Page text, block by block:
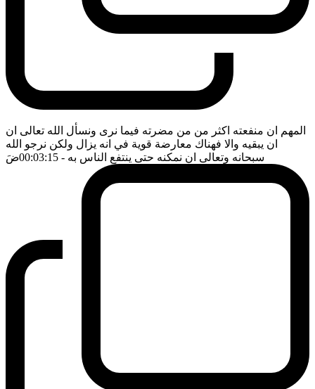
المهم ان منفعته اكثر من من مضرته فيما نرى ونسأل الله تعالى ان
ان يبقيه والا فهناك معارضة قوية في انه يزال ولكن نرجو الله
سبحانه وتعالى ان نمكنه حتى ينتفع الناس به - 00:03:15 ضَ